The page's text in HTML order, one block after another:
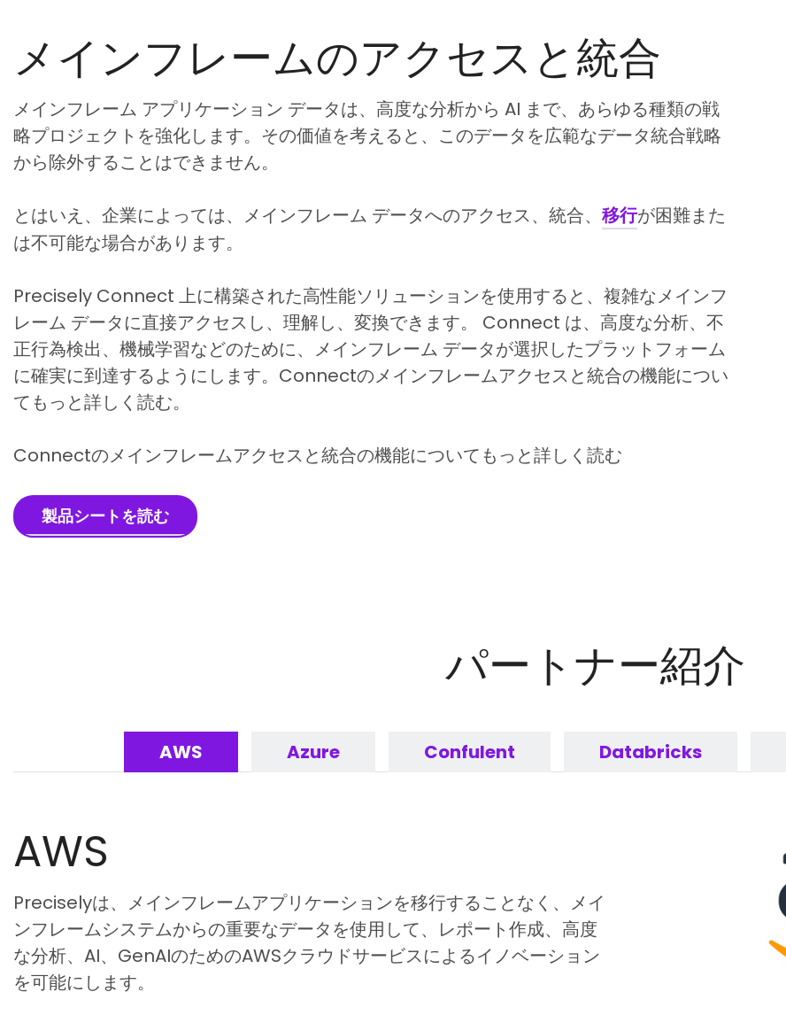
メインフレームのアクセスと統合
メインフレーム アプリケーション データは、高度な分析から AI まで、あらゆる種類の戦
略プロジェクトを強化します。その価値を考えると、このデータを広範なデータ統合戦略
から除外することはできません。
とはいえ、企業によっては、メインフレーム データへのアクセス、統合、 移行が困難また
は不可能な場合があります。
Precisely Connect 上に構築された高性能ソリューションを使用すると、複雑なメインフ
レーム データに直接アクセスし、理解し、変換できます。 Connect は、高度な分析、不
正行為検出、機械学習などのために、メインフレーム データが選択したプラットフォーム
に確実に到達するようにします。Connectのメインフレームアクセスと統合の機能につい
てもっと詳しく読む。
Connectのメインフレームアクセスと統合の機能についてもっと詳しく読む
製品シートを読む
パートナー紹介
AWS Azure Confulent Databricks
AWS
Preciselyは、メインフレームアプリケーションを移行することなく、メイ
ンフレームシステムからの重要なデータを使用して、レポート作成、高度
な分析、AI、GenAIのためのAWSクラウドサービスによるイノベーション
を可能にします。